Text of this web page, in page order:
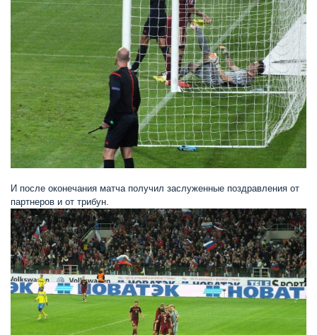
И после оконечания матча получил заслуженные поздравления от
партнеров и от трибун.